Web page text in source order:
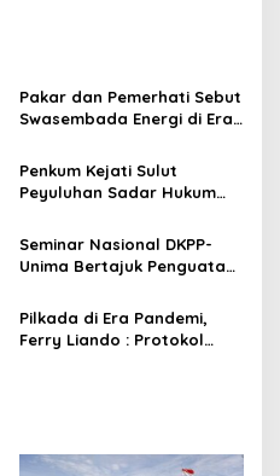
Pakar dan Pemerhati Sebut
Swasembada Energi di Era
Terencana
Penkum Kejati Sulut
Peyuluhan Sadar Hukum
Seminar Nasional DKPP-
Unima Bertajuk Penguatan
Pemilu
Pilkada di Era Pandemi,
Ferry Liando : Protokol